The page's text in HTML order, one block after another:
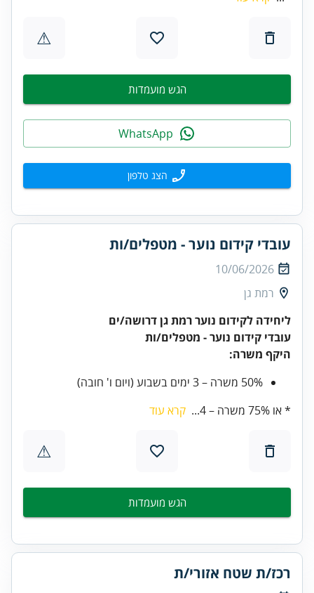
⚠
הגש מועמדות
הצג טלפון
עובדי קידום נוער - מטפלים/ות
10/06/2026
רמת גן
ליחידה לקידום נוער רמת גן דרושה/ים
עובדי קידום נוער - מטפלים/ות
היקף משרה:
50% משרה – 3 ימים בשבוע (ויום ו' חובה)
* או 75% משרה – 4...
קרא עוד
⚠
הגש מועמדות
רכז/ת שטח אזורי/ת